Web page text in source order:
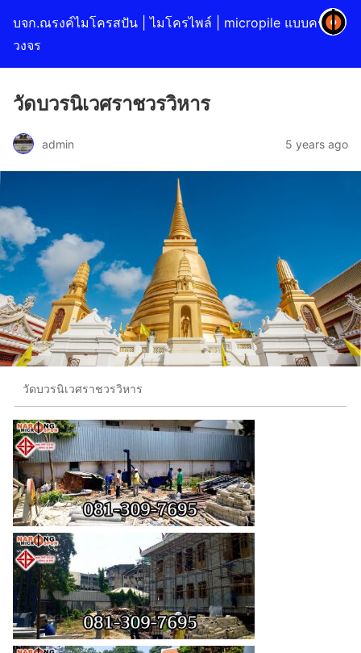
บจก.ณรงค์ไมโครสปัน | ไมโครไพล์ | micropile แบบครบ
วงจร
วัดบวรนิเวศราชวรวิหาร
admin 5 years ago
วัดบวรนิเวศราชวรวิหาร